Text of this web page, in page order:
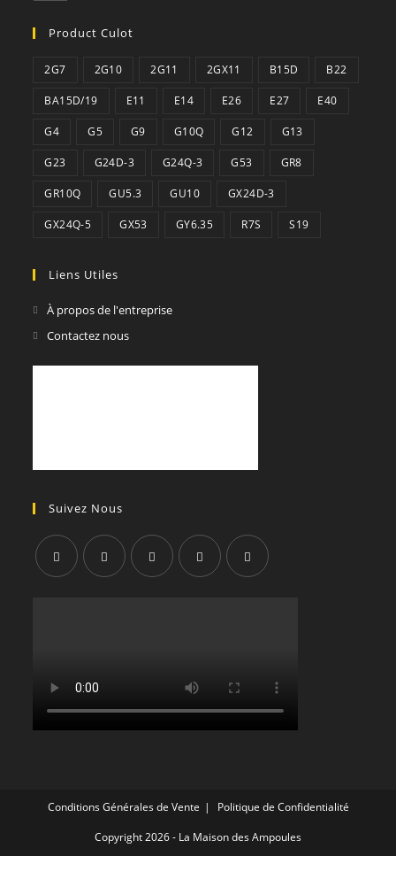
Product Culot
2G7 2G10 2G11 2GX11 B15D B22
BA15D/19 E11 E14 E26 E27 E40
G4 G5 G9 G10Q G12 G13
G23 G24D-3 G24Q-3 G53 GR8
GR10Q GU5.3 GU10 GX24D-3
GX24Q-5 GX53 GY6.35 R7S S19
Liens Utiles
À propos de l'entreprise
Contactez nous
Suivez Nous
Conditions Générales de Vente
Politique de Confidentialité
Copyright 2026 - La Maison des Ampoules